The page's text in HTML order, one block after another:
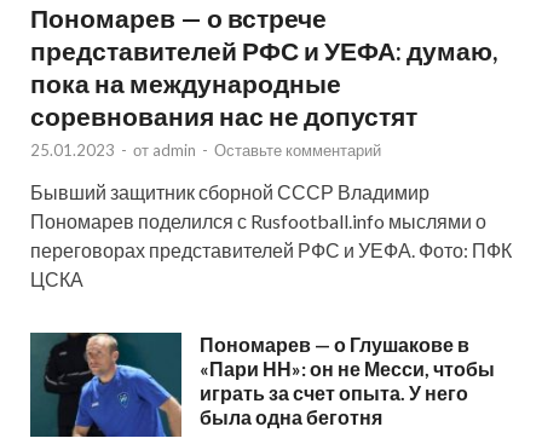
Пономарев — о встрече
представителей РФС и УЕФА: думаю,
пока на международные
соревнования нас не допустят
25.01.2023 - от admin - Оставьте комментарий
Бывший защитник сборной СССР Владимир
Пономарев поделился с Rusfootball.info мыслями о
переговорах представителей РФС и УЕФА. Фото: ПФК
ЦСКА
Пономарев — о Глушакове в
«Пари НН»: он не Месси, чтобы
играть за счет опыта. У него
была одна беготня